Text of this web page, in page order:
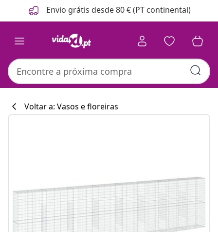
Anterior
Seguinte Envio grátis desde 80 € (PT continental)
Voltar a: Vasos e floreiras